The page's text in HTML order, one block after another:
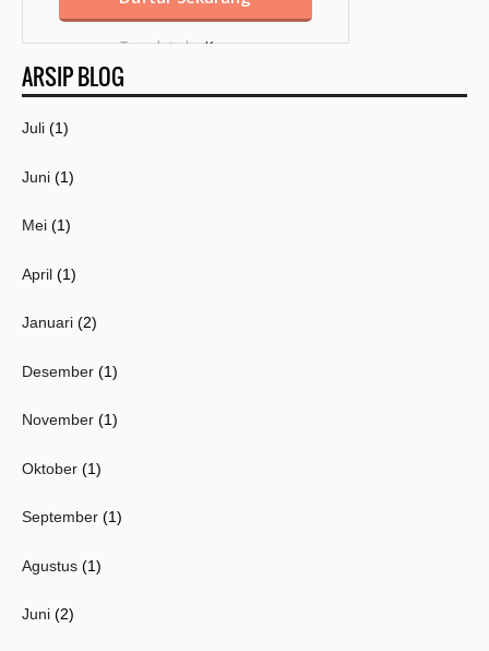
Template byKang
Mousir
ARSIP BLOG
Juli (1)
Juni (1)
Mei (1)
April (1)
Januari (2)
Desember (1)
November (1)
Oktober (1)
September (1)
Agustus (1)
Juni (2)